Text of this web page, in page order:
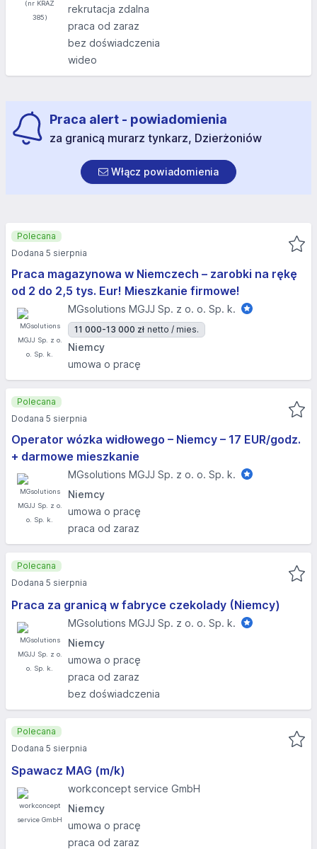
rekrutacja zdalna
praca od zaraz
bez doświadczenia
wideo
Praca alert - powiadomienia
za granicą murarz tynkarz, Dzierżoniów
Włącz powiadomienia
Praca magazynowa w Niemczech – zarobki na rękę
od 2 do 2,5 tys. Eur! Mieszkanie firmowe!
MGsolutions MGJJ Sp. z o. o. Sp. k.
11 000-13 000 zł netto / mies.
Niemcy
umowa o pracę
Polecana
Dodana 5 sierpnia
Operator wózka widłowego – Niemcy – 17 EUR/godz.
+ darmowe mieszkanie
MGsolutions MGJJ Sp. z o. o. Sp. k.
Niemcy
umowa o pracę
praca od zaraz
Polecana
Dodana 5 sierpnia
Praca za granicą w fabryce czekolady (Niemcy)
MGsolutions MGJJ Sp. z o. o. Sp. k.
Niemcy
umowa o pracę
praca od zaraz
bez doświadczenia
Polecana
Dodana 5 sierpnia
Spawacz MAG (m/k)
workconcept service GmbH
Niemcy
umowa o pracę
praca od zaraz
Polecana
Dodana 5 sierpnia